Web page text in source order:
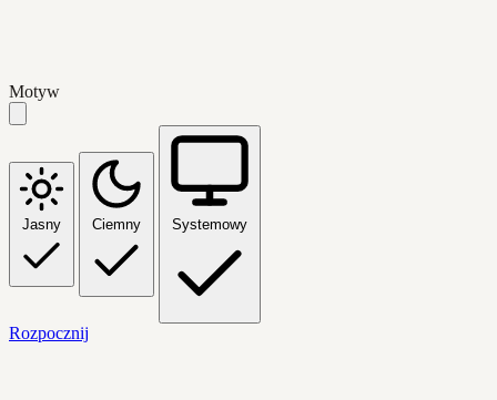
Motyw
Jasny Ciemny Systemowy
Rozpocznij